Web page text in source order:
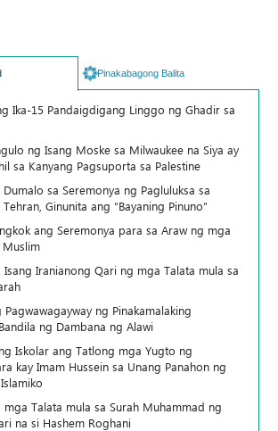
Pinakabagong Balita
Ika-15 Pandaigdigang Linggo ng Ghadir sa
ng Isang Moske sa Milwaukee na Siya ay
sa Kanyang Pagsuporta sa Palestine
sa Seremonya ng Pagluluksa sa
Ginunita ang “Bayaning Pinuno”
ang Seremonya para sa Araw ng mga
Muslim
Isang Iranianong Qari ng mga Talata mula sa
ng Pinakamalaking
ng Dambana ng Alawi
Iskolar ang Tatlong mga Yugto ng
kay Imam Hussein sa Unang Panahon ng
mga Talata mula sa Surah Muhammad ng
na si Hashem Roghani